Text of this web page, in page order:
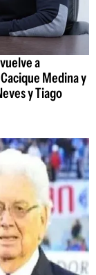
a
Medina y
y Tiago